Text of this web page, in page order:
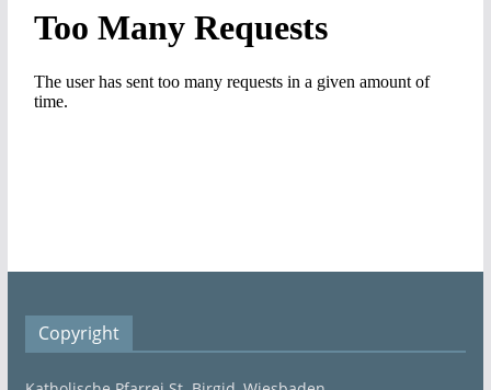
Copyright